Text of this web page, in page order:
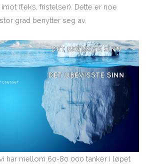
(f.eks. fristelser). Dette er noe
grad benytter seg av.
har mellom 60-80 000 tanker i løpet